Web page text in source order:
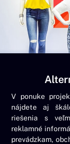
V ponuke
nájdete aj
riešenia s
reklamné
prevádzkam,